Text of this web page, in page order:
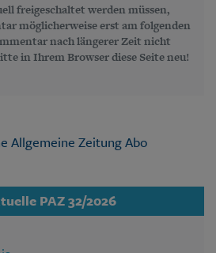
freigeschaltet werden müssen,
möglicherweise erst am folgenden
nach längerer Zeit nicht
in Ihrem Browser diese Seite neu!
PAZ 32/2026